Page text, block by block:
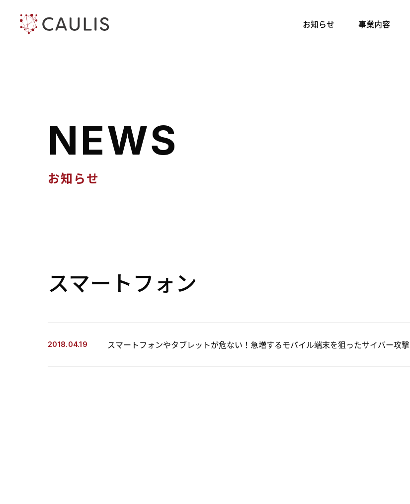
お知らせ 事業内容
NEWS
お知らせ
スマートフォン
2018.04.19 スマートフォンやタブレットが危ない！急増するモバイル端末を狙ったサイバー攻撃